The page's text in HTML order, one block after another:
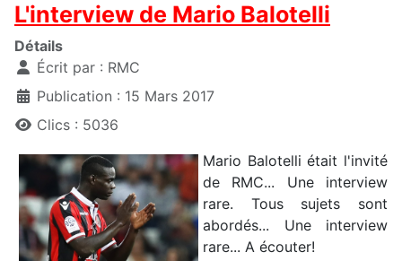
L'interview de Mario Balotelli
Détails
Écrit par : RMC
Publication : 15 Mars 2017
Clics : 5036
Mario Balotelli était l'invité
de RMC... Une interview
rare. Tous sujets sont
abordés... Une interview
rare... A écouter!